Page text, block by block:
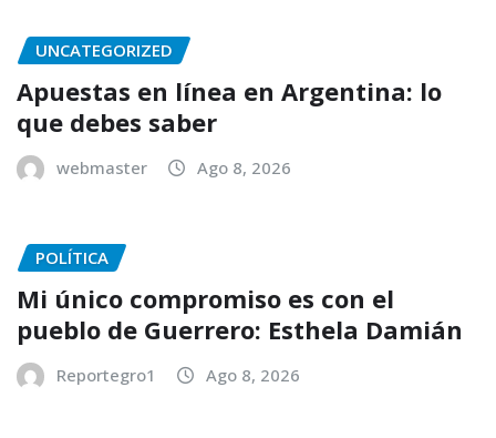
UNCATEGORIZED
Apuestas en línea en Argentina: lo
que debes saber
webmaster Ago 8, 2026
POLÍTICA
Mi único compromiso es con el
pueblo de Guerrero: Esthela Damián
Reportegro1 Ago 8, 2026